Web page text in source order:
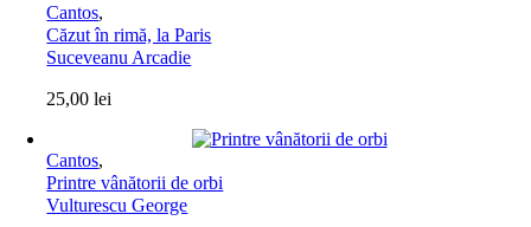
Cantos,
Căzut în rimă, la Paris
Suceveanu Arcadie
25,00lei
Cantos,
Printre vânătorii de orbi
Vulturescu George